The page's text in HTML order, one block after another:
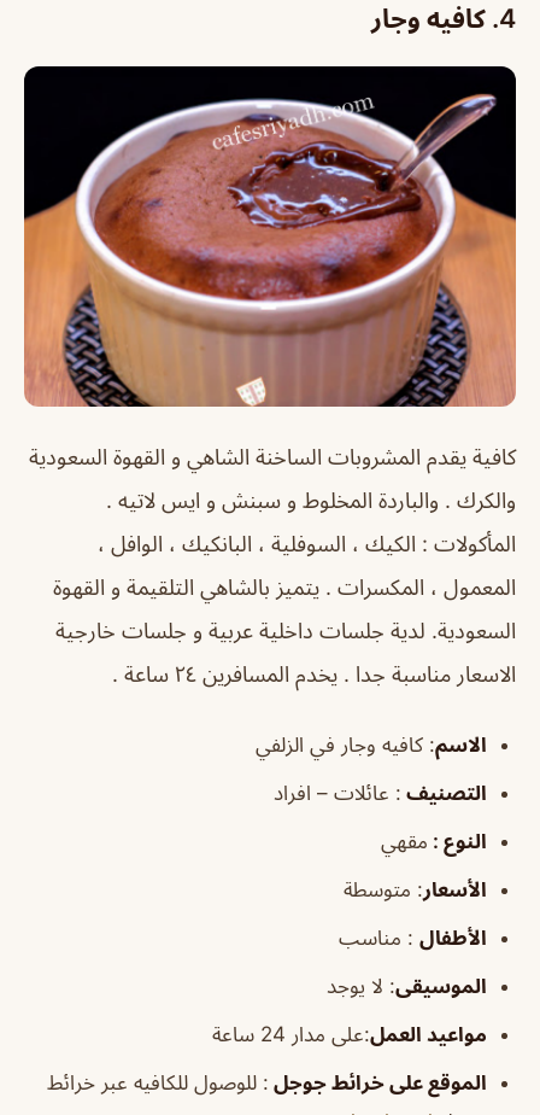
4. كافيه وجار
كافية يقدم المشروبات الساخنة الشاهي و القهوة السعودية
والكرك . والباردة المخلوط و سبنش و ايس لاتيه .
المأكولات : الكيك ، السوفلية ، البانكيك ، الوافل ،
المعمول ، المكسرات . يتميز بالشاهي التلقيمة و القهوة
السعودية. لدية جلسات داخلية عربية و جلسات خارجية
الاسعار مناسبة جدا . يخدم المسافرين ٢٤ ساعة .
الاسم: كافيه وجار في الزلفي
التصنيف : عائلات – افراد
النوع : مقهي
الأسعار: متوسطة
الأطفال : مناسب
الموسيقى: لا يوجد
مواعيد العمل:على مدار 24 ساعة
الموقع على خرائط جوجل : للوصول للكافيه عبر خرائط